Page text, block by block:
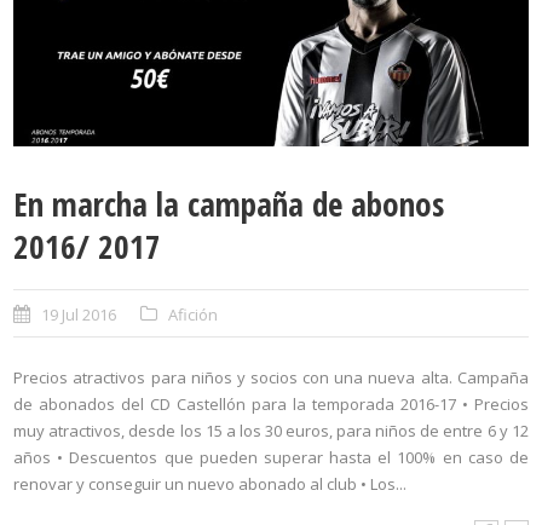
En marcha la campaña de abonos
2016/ 2017
19 Jul 2016 Afición
Precios atractivos para niños y socios con una nueva alta. Campaña
de abonados del CD Castellón para la temporada 2016-17 • Precios
muy atractivos, desde los 15 a los 30 euros, para niños de entre 6 y 12
años • Descuentos que pueden superar hasta el 100% en caso de
renovar y conseguir un nuevo abonado al club • Los...